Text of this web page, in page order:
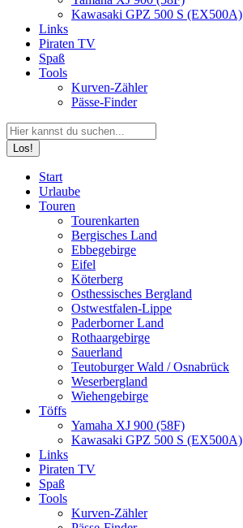
Kawasaki GPZ 500 S (EX500A)
Links
Piraten TV
Spaß
Tools
Kurven-Zähler
Pässe-Finder
Search:
page
opens
page
opens
page
opens
Start
Urlaube
Touren
Tourenkarten
Bergisches Land
Ebbegebirge
Eifel
Köterberg
Osthessisches Bergland
Ostwestfalen-Lippe
Paderborner Land
Rothaargebirge
Sauerland
Teutoburger Wald / Osnabrück
Weserbergland
Wiehengebirge
Töffs
Yamaha XJ 900 (58F)
Kawasaki GPZ 500 S (EX500A)
Links
Piraten TV
Spaß
Tools
Kurven-Zähler